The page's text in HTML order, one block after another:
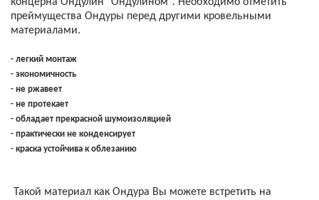
преймущества Ондуры перед другими кровельными
материалами.
- легкий монтаж
- экономичность
- не ржавеет
- не протекает
- обладает прекрасной шумоизоляцией
- практически не конденсирует
- краска устойчива к облезанию
Такой материал как Ондура Вы можете встретить на